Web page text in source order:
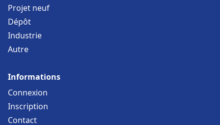
Projet neuf
Dépôt
Industrie
Autre
Informations
Connexion
Inscription
Contact